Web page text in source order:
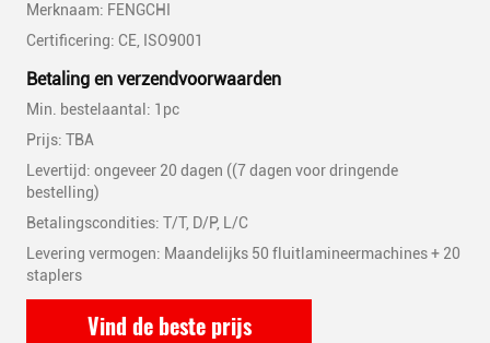
Merknaam: FENGCHI
Certificering: CE, ISO9001
Betaling en verzendvoorwaarden
Min. bestelaantal: 1pc
Prijs: TBA
Levertijd: ongeveer 20 dagen ((7 dagen voor dringende
bestelling)
Betalingscondities: T/T, D/P, L/C
Levering vermogen: Maandelijks 50 fluitlamineermachines + 20
staplers
Vind de beste prijs